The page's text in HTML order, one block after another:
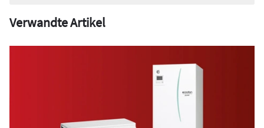
Verwandte Artikel